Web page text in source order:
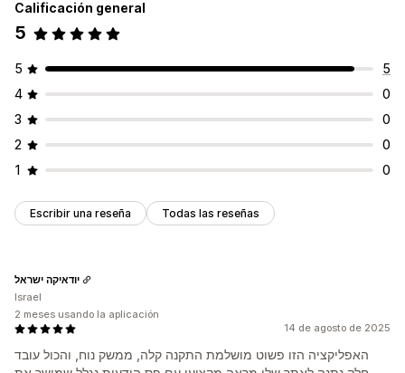
Calificación general
5
5
5
4
0
3
0
2
0
1
0
Escribir una reseña Todas las reseñas
14 de agosto de 2025
האפליקציה הזו פשוט מושלמת התקנה קלה, ממשק נוח, והכול עובד
יודאיקה ישראל
Israel
2 meses usando la aplicación